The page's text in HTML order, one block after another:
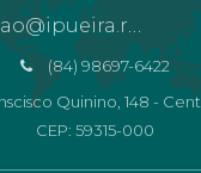
(84) 98697-6422
Quinino, 148 -
CEP: 59315-000